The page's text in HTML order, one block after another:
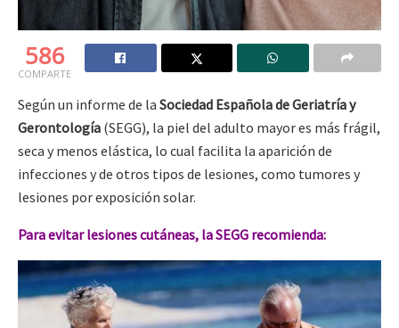
586
COMPARTE
Según un informe de la Sociedad Española de Geriatría y
Gerontología (SEGG), la piel del adulto mayor es más frágil,
seca y menos elástica, lo cual facilita la aparición de
infecciones y de otros tipos de lesiones, como tumores y
lesiones por exposición solar.
Para evitar lesiones cutáneas, la SEGG recomienda: